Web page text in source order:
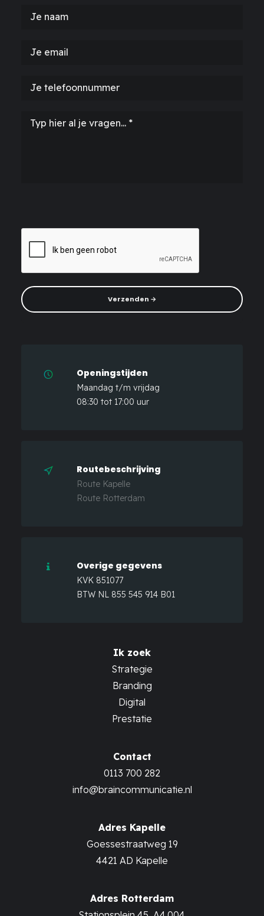
empty.
Openingstijden
Maandag t/m vrijdag
08:30 tot 17:00 uur
Routebeschrijving
Route Kapelle
Route Rotterdam
Overige gegevens
KVK 851077
BTW NL 855 545 914 B01
Ik zoek
Strategie
Branding
Digital
Prestatie
Contact
0113 700 282
info@braincommunicatie.nl
Adres Kapelle
Goessestraatweg 19
4421 AD Kapelle
Adres Rotterdam